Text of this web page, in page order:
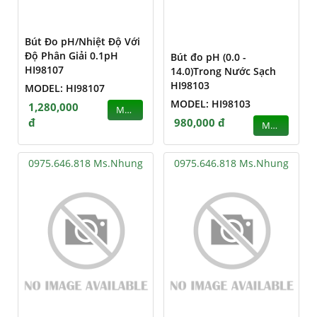
Bút Đo pH/Nhiệt Độ Với
Độ Phân Giải 0.1pH
HI98107
MODEL: HI98107
1,280,000
đ
MUA
Bút đo pH (0.0 -
14.0)Trong Nước Sạch
HI98103
MODEL: HI98103
980,000 đ MUA
0975.646.818 Ms.Nhung 0975.646.818 Ms.Nhung